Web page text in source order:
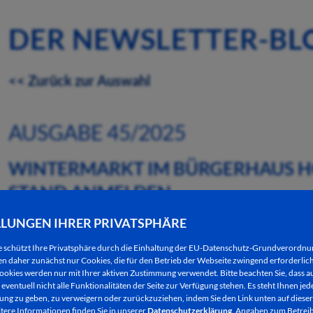
IHRER PRIVATSPHÄRE
schützt Ihre Privatsphäre durch die Einhaltung der EU-Datenschutz-
daher zunächst nur Cookies, die für den Betrieb der Webseite zwingend
werden nur mit Ihrer aktiven Zustimmung verwendet. Bitte beachten Sie, dass
nicht alle Funktionalitäten der Seite zur Verfügung stehen. Es steht Ihnen
zu geben, zu verweigern oder zurückzuziehen, indem Sie den Link unten auf
Informationen finden Sie in unsererDatenschutzerklärung. Angaben zum
DER NEWSLETTER-
<< Zurück zur Auswahl
AUSGABE 45/2025
WINTERMARKT IM BÜRGERHAUS
STAND ANMELDEN
06.11.2025
Das Bürgerhaus Hohe Luft (Schlosserstraße 32)